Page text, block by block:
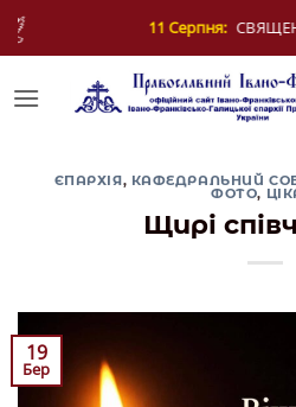
Skip
ЄВПЛА,
ЄПАРХІЯ, КАФЕДРАЛЬНИЙ
ФОТО,
Щирі
19
Бер